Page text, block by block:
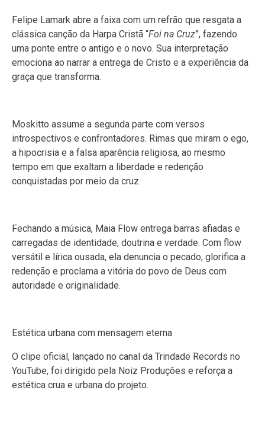
Felipe Lamark abre a faixa com um refrão que resgata a
clássica canção da Harpa Cristã “Foi na Cruz”, fazendo
uma ponte entre o antigo e o novo. Sua interpretação
emociona ao narrar a entrega de Cristo e a experiência da
graça que transforma.
Moskitto assume a segunda parte com versos
introspectivos e confrontadores. Rimas que miram o ego,
a hipocrisia e a falsa aparência religiosa, ao mesmo
tempo em que exaltam a liberdade e redenção
conquistadas por meio da cruz.
Fechando a música, Maia Flow entrega barras afiadas e
carregadas de identidade, doutrina e verdade. Com flow
versátil e lírica ousada, ela denuncia o pecado, glorifica a
redenção e proclama a vitória do povo de Deus com
autoridade e originalidade.
Estética urbana com mensagem eterna
O clipe oficial, lançado no canal da Trindade Records no
YouTube, foi dirigido pela Noiz Produções e reforça a
estética crua e urbana do projeto.